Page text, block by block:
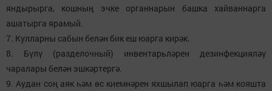
яндырырга, кошның эчке органнарын башка хайваннарга
ашатырга ярамый.
7. Кулларны сабын белән бик еш юарга кирәк.
8. Бүлү (разделочный) инвентарьләрен дезинфекцияләү
чаралары белән эшкәртергә.
9. Аудан соң аяк һәм өс киемнәрен яхшылап юарга һәм кояшта